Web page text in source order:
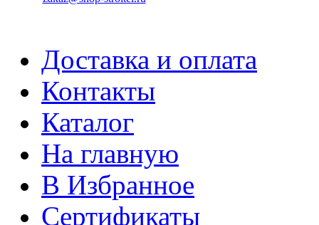
Доставка и оплата
Контакты
Каталог
На главную
В Избранное
Сертификаты